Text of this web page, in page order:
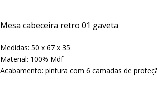
Mesa cabeceira retro 01 gaveta
Medidas: 50 x 67 x 35
Material: 100% Mdf
Acabamento: pintura com 6 camadas de